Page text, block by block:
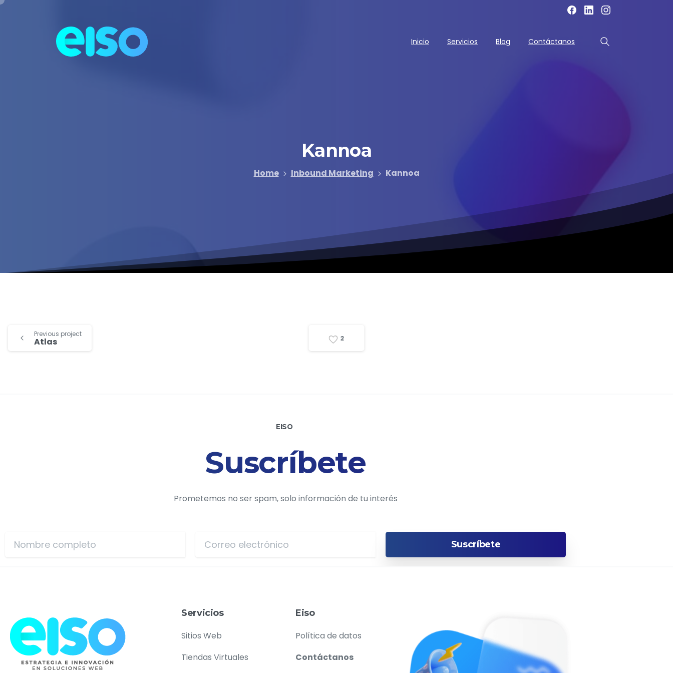
Inicio Servicios Blog Contáctanos
Kannoa
Home Inbound Marketing Kannoa
Previous project
Atlas 2
EISO
Suscríbete
Prometemos no ser spam, solo información de tu interés
Servicios
Sitios Web
Tiendas Virtuales
Eiso
Política de datos
Contáctanos